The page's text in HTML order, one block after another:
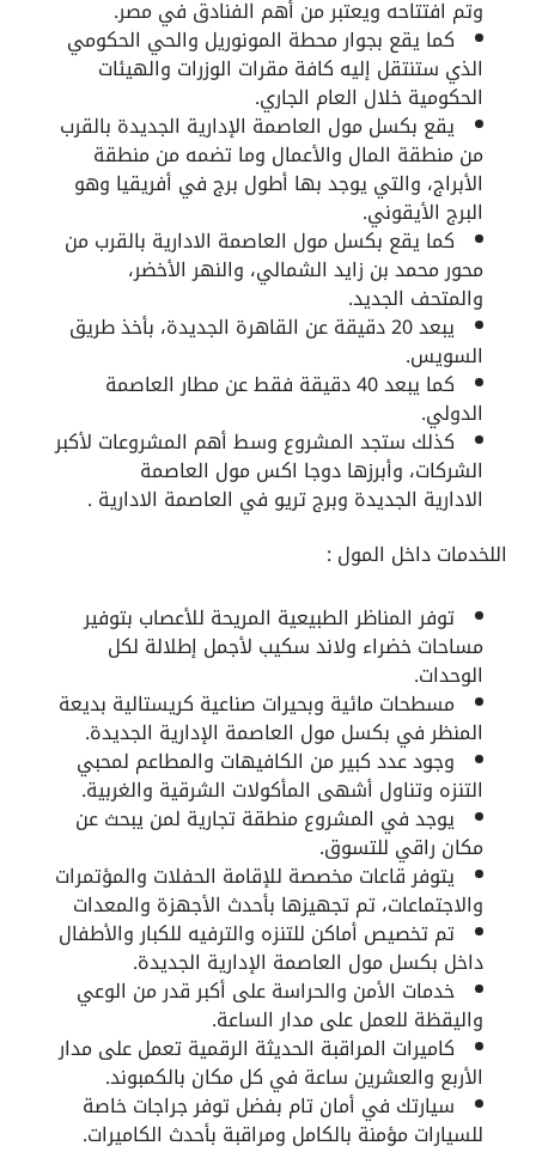
وتم افتتاحه ويعتبر من أهم الفنادق في مصر.
كما يقع بجوار محطة المونوريل والحي الحكومي
الذي ستنتقل إليه كافة مقرات الوزرات والهيئات
الحكومية خلال العام الجاري.
يقع بكسل مول العاصمة الإدارية الجديدة بالقرب
من منطقة المال والأعمال وما تضمه من منطقة
الأبراج، والتي يوجد بها أطول برج في أفريقيا وهو
البرج الأيقوني.
كما يقع بكسل مول العاصمة الادارية بالقرب من
محور محمد بن زايد الشمالي، والنهر الأخضر،
والمتحف الجديد.
يبعد 20 دقيقة عن القاهرة الجديدة، بأخذ طريق
السويس.
كما يبعد 40 دقيقة فقط عن مطار العاصمة
الدولي.
كذلك ستجد المشروع وسط أهم المشروعات لأكبر
الشركات، وأبرزها دوجا اكس مول العاصمة
الادارية الجديدة وبرج تريو في العاصمة الادارية .
اللخدمات داخل المول :
توفر المناظر الطبيعية المريحة للأعصاب بتوفير
مساحات خضراء ولاند سكيب لأجمل إطلالة لكل
الوحدات.
مسطحات مائية وبحيرات صناعية كريستالية بديعة
المنظر في بكسل مول العاصمة الإدارية الجديدة.
وجود عدد كبير من الكافيهات والمطاعم لمحبي
التنزه وتناول أشهى المأكولات الشرقية والغربية.
يوجد في المشروع منطقة تجارية لمن يبحث عن
مكان راقي للتسوق.
يتوفر قاعات مخصصة للإقامة الحفلات والمؤتمرات
والاجتماعات، تم تجهيزها بأحدث الأجهزة والمعدات
تم تخصيص أماكن للتنزه والترفيه للكبار والأطفال
داخل بكسل مول العاصمة الإدارية الجديدة.
خدمات الأمن والحراسة على أكبر قدر من الوعي
واليقظة للعمل على مدار الساعة.
كاميرات المراقبة الحديثة الرقمية تعمل على مدار
الأربع والعشرين ساعة في كل مكان بالكمبوند.
سيارتك في أمان تام بفضل توفر جراجات خاصة
للسيارات مؤمنة بالكامل ومراقبة بأحدث الكاميرات.